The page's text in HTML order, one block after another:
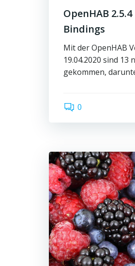
OpenHAB
Bindings
Mit der OpenHAB
19.04.2020 sind 13
gekommen,
0